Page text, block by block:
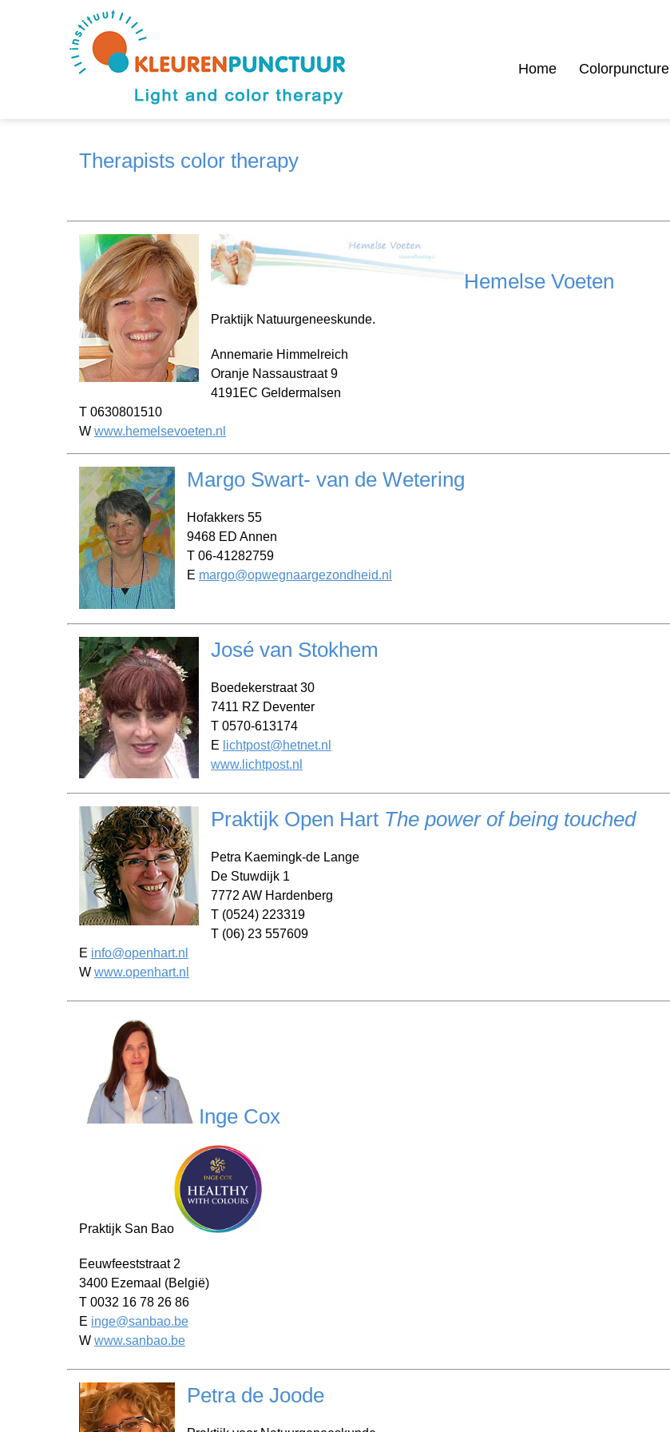
Home Colorpuncture
Therapists color therapy
Hemelse Voeten
Praktijk Natuurgeneeskunde.
Annemarie Himmelreich
Oranje Nassaustraat 9
4191EC Geldermalsen
T 0630801510
W www.hemelsevoeten.nl
Margo Swart- van de Wetering
Hofakkers 55
9468 ED Annen
T 06-41282759
E margo@opwegnaargezondheid.nl
José van Stokhem
Boedekerstraat 30
7411 RZ Deventer
T 0570-613174
E lichtpost@hetnet.nl
www.lichtpost.nl
Praktijk Open Hart The power of being touched
Petra Kaemingk-de Lange
De Stuwdijk 1
7772 AW Hardenberg
T (0524) 223319
T (06) 23 557609
E info@openhart.nl
W www.openhart.nl
Inge Cox
Praktijk San Bao
Eeuwfeeststraat 2
3400 Ezemaal (België)
T 0032 16 78 26 86
E inge@sanbao.be
W www.sanbao.be
Petra de Joode